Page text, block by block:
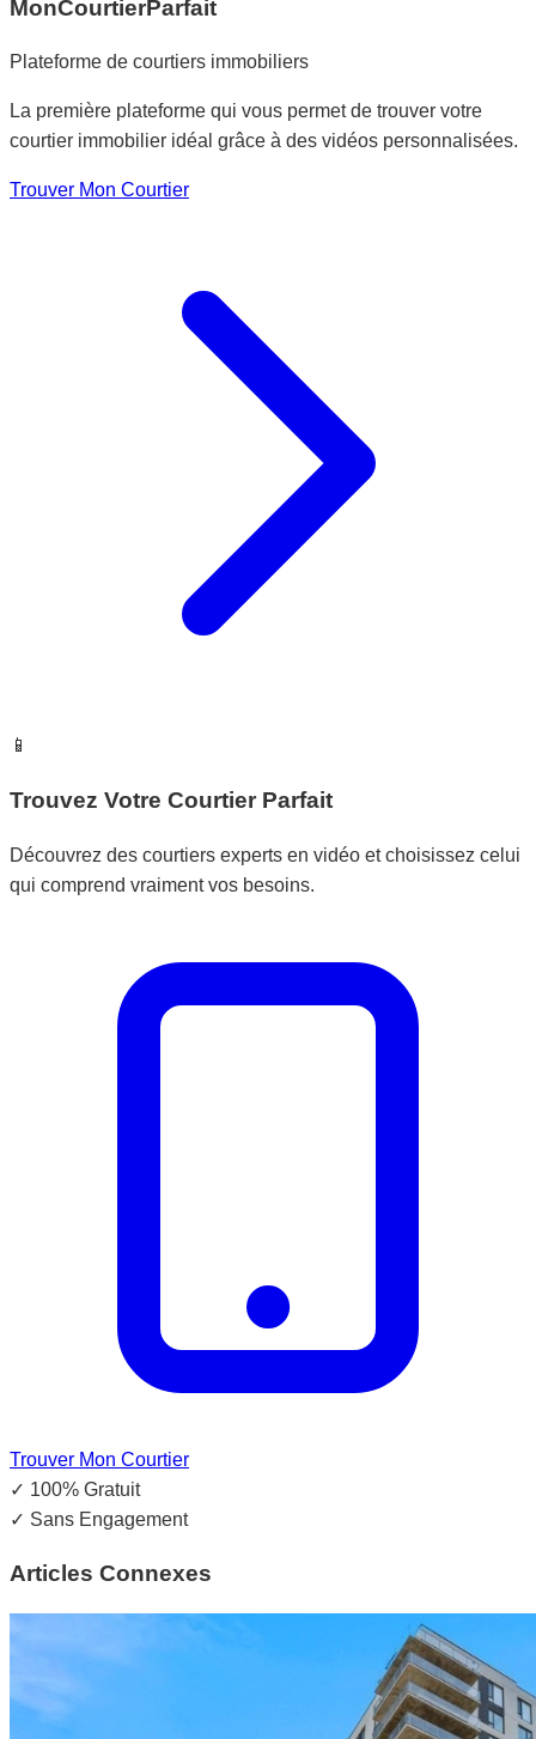
MonCourtierParfait
Plateforme de courtiers immobiliers
La première plateforme qui vous permet de trouver votre
courtier immobilier idéal grâce à des vidéos personnalisées.
Trouver Mon Courtier
📱
Trouvez Votre Courtier Parfait
Découvrez des courtiers experts en vidéo et choisissez celui
qui comprend vraiment vos besoins.
Trouver Mon Courtier
✓ 100% Gratuit
✓ Sans Engagement
Articles Connexes